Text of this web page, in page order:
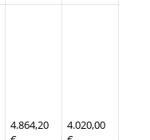
4.864,20
4.020,00